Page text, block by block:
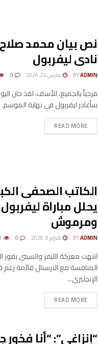
نص بيان محمد
نادى ليفربول
BYADMIN مارس 24, 2026
مرحباً بالجميع، للأسف، لقد حان
سأغادر ليفربول في نهاية الموسم.
READ MORE
DETAILS
الكاتب الصحفى
يحلل مباراة
ومرموش
BYADMIN فبراير 9, 2026
الإنجليزي...
READ MORE
DETAILS
“إنزاغي”: “أنا